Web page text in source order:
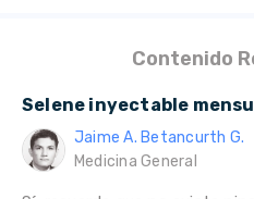
Contenido
Selene inyectable
Jaime A. Betancurth G.
Medicina General